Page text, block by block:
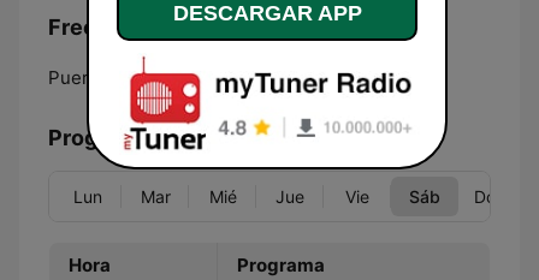
Frecuencias MyTuner 90s:
Puerto Montt: Online
Programación
Lun Mar Mié Jue Vie Sáb Dom
Hora Programa
DESCARGAR APP